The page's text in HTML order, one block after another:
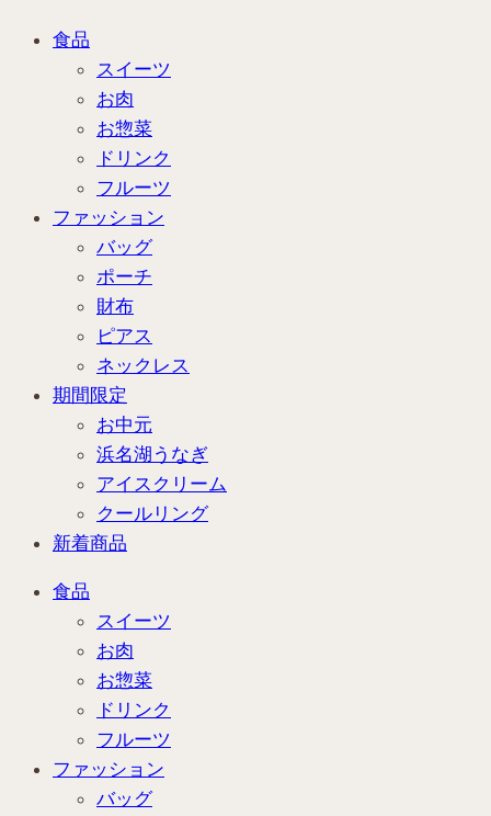
食品
スイーツ
お肉
お惣菜
ドリンク
フルーツ
ファッション
バッグ
ポーチ
財布
ピアス
ネックレス
期間限定
お中元
浜名湖うなぎ
アイスクリーム
クールリング
新着商品
食品
スイーツ
お肉
お惣菜
ドリンク
フルーツ
ファッション
バッグ